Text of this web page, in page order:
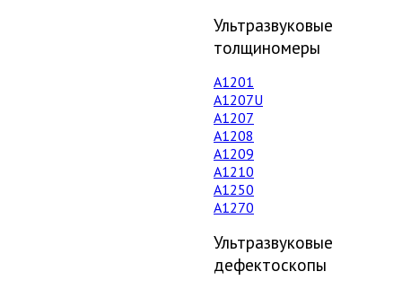
Ультразвуковые
толщиномеры
A1201
А1207U
А1207
А1208
А1209
А1210
А1250
А1270
Ультразвуковые
дефектоскопы